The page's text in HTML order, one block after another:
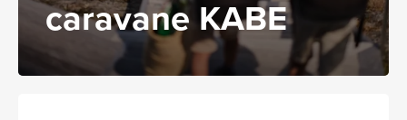
caravane KABE